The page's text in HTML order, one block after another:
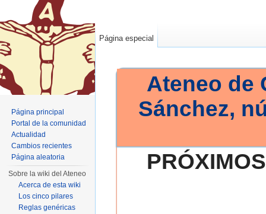
Ateneo de
Sánchez,
Página especial
Página principal
Portal de la comunidad
Actualidad
Cambios recientes
Página aleatoria
Sobre la wiki del Ateneo
Acerca de esta wiki
Los cinco pilares
Reglas genéricas